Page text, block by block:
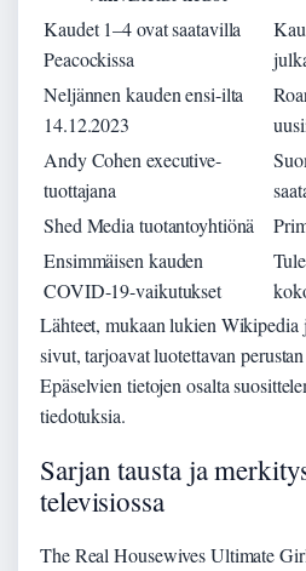
Kaudet 1–4 ovat saatavilla
Peacockissa
Neljännen kauden ensi-ilta
14.12.2023
Andy Cohen executive-
tuottajana
Shed Media tuotantoyhtiönä
Ensimmäisen kauden
COVID-19-vaikutukset
Lähteet, mukaan lukien
sivut, tarjoavat luotettavan
Epäselvien tietojen osalta
tiedotuksia.
Sarjan tausta ja
televisiossa
The Real Housewives Ultimate